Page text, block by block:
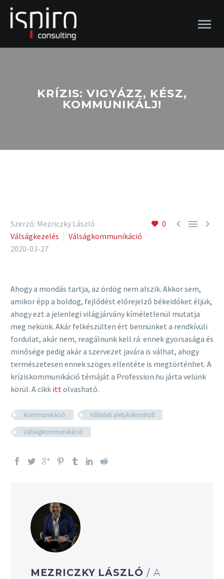
KRÍZIS: VIGYÁZZ, KÉSZ,
KOMMUNIKÁLJ!
0   
Szerző: Mezriczky László
Válságkezelés
Válságkommunikáció
2020-03-27
Ahogy a mondás tartja, az ördög nem alszik. Akkor sem,
amikor épp a boldog, fejlődést előrejelző békeidőket éljük,
ahogy ezt a jelenlegi világjárvány kíméletlenül mutatja
meg nekünk. Akár felkészülten ért bennünket a rendkívüli
fordulat, akár nem, reagálnunk kell rá: ennek gyorsasága és
minősége pedig akár a szervezet javára is válhat, ahogy
természetesen ennek szöges ellentéte is megtörténhet. A
kríziskommunikáció témáját a Profession.hu járta velünk
körül. A cikk ittolvasható.
Kommunikáció
Vállalati pletykakontroll
Válságkommunikáció
MEZRICZKY LÁSZLÓ/ A